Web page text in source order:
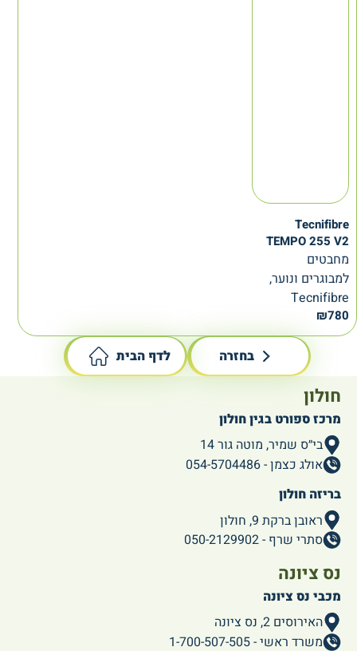
Tecnifibre
TEMPO 255 V2
מחבטים
למבוגרים ונוער,
Tecnifibre
₪780
בחזרה לדף הבית
חולון
מרכז ספורט בגין חולון
בי״ס שמיר, מוטה גור 14
אולג כצמן - 054-5704486
בריזה חולון
ראובן ברקת 9, חולון
סתרי שרף - 050-2129902
נס ציונה
מכבי נס ציונה
האירוסים 2, נס ציונה
משרד ראשי - 1-700-507-505